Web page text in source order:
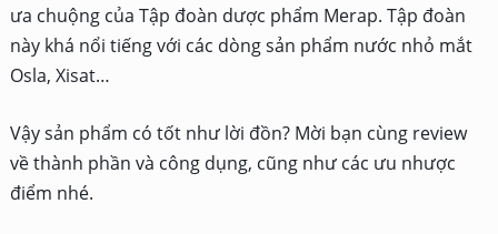
ưa chuộng của Tập đoàn dược phẩm Merap. Tập đoàn
này khá nổi tiếng với các dòng sản phẩm nước nhỏ mắt
Osla, Xisat…
Vậy sản phẩm có tốt như lời đồn? Mời bạn cùng review
về thành phần và công dụng, cũng như các ưu nhược
điểm nhé.